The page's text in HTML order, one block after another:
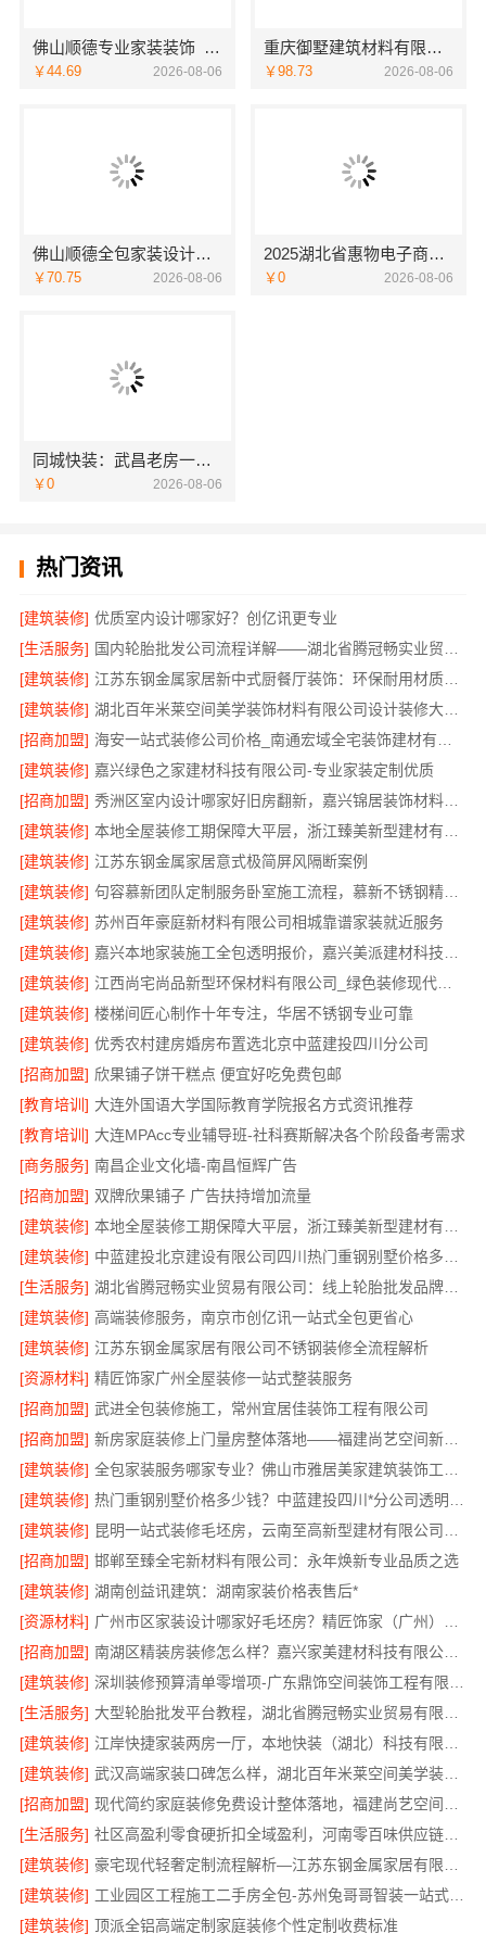
佛山顺德专业家装装饰_佛山市雅居美家建筑装饰工程有限公司
￥44.69 2026-08-06
重庆御墅建筑材料有限公司装配式木模售后保障服务
￥98.73 2026-08-06
佛山顺德全包家装设计佛山市雅居美家建筑装饰工程有限公司专业打造
￥70.75 2026-08-06
2025湖北省惠物电子商务有限公司母婴用品平台优缺点
￥0 2026-08-06
同城快装：武昌老房一站式北欧风靠谱装修
￥0 2026-08-06
热门资讯
[建筑装修] 优质室内设计哪家好？创亿讯更专业
[生活服务]
[建筑装修]
江苏东钢金属家居新中式厨餐厅装饰：环保耐用材质首选
[建筑装修]
湖北百年米莱空间美学装饰材料有限公司设计装修大平层实景案例
[招商加盟]
[建筑装修] 嘉兴绿色之家建材科技有限公司-专业家装定制优质
[招商加盟]
秀洲区室内设计哪家好旧房翻新，嘉兴锦居装饰材料有限公司靠谱
[建筑装修]
[建筑装修] 江苏东钢金属家居意式极简屏风隔断案例
[建筑装修]
句容慕新团队定制服务卧室施工流程，慕新不锈钢精准落地
[建筑装修] 苏州百年豪庭新材料有限公司相城靠谱家装就近服务
[建筑装修]
[建筑装修]
江西尚宅尚品新型环保材料有限公司_绿色装修现代风格靠谱吗
[建筑装修] 楼梯间匠心制作十年专注，华居不锈钢专业可靠
[建筑装修] 优秀农村建房婚房布置选北京中蓝建投四川分公司
[招商加盟] 欣果铺子饼干糕点 便宜好吃免费包邮
[教育培训] 大连外国语大学国际教育学院报名方式资讯推荐
[教育培训] 大连MPAcc专业辅导班-社科赛斯解决各个阶段备考需求
[商务服务] 南昌企业文化墙-南昌恒辉广告
[招商加盟] 双牌欣果铺子 广告扶持增加流量
[建筑装修]
[建筑装修]
[生活服务]
湖北省腾冠畅实业贸易有限公司：线上轮胎批发品牌哪里买
[建筑装修] 高端装修服务，南京市创亿讯一站式全包更省心
[建筑装修] 江苏东钢金属家居有限公司不锈钢装修全流程解析
[资源材料] 精匠饰家广州全屋装修一站式整装服务
[招商加盟] 武进全包装修施工，常州宜居佳装饰工程有限公司
[招商加盟]
新房家庭装修上门量房整体落地——福建尚艺空间新材料科技有限公司
[建筑装修]
[建筑装修]
[建筑装修]
[招商加盟] 邯郸至臻全宅新材料有限公司：永年焕新专业品质之选
[建筑装修] 湖南创益讯建筑：湖南家装价格表售后*
[资源材料]
[招商加盟]
南湖区精装房装修怎么样？嘉兴家美建材科技有限公司专业解答
[建筑装修]
[生活服务]
[建筑装修]
[建筑装修]
武汉高端家装口碑怎么样，湖北百年米莱空间美学装饰材料有限公司
[招商加盟]
[生活服务]
社区高盈利零食硬折扣全域盈利，河南零百味供应链有限公司
[建筑装修]
[建筑装修]
工业园区工程施工二手房全包-苏州兔哥哥智装一站式服务
[建筑装修] 顶派全铝高端定制家庭装修个性定制收费标准